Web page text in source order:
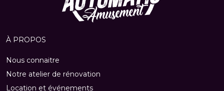
À PROPOS
Nous connaitre
Notre atelier de rénovation
Location et événements